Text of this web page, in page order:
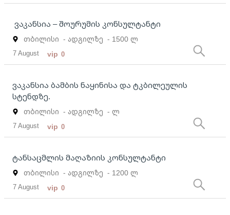
ვაკანსია – შოურუმის კონსულტანტი
თბილისი - ადგილზე - 1500 ლ
7 August vip 0
ვაკანსია ბამბის ნაყინისა და ტკბილეულის
სტენდზე.
თბილისი - ადგილზე - ლ
7 August vip 0
ტანსაცმლის მაღაზიის კონსულტანტი
თბილისი - ადგილზე - 1200 ლ
7 August vip 0